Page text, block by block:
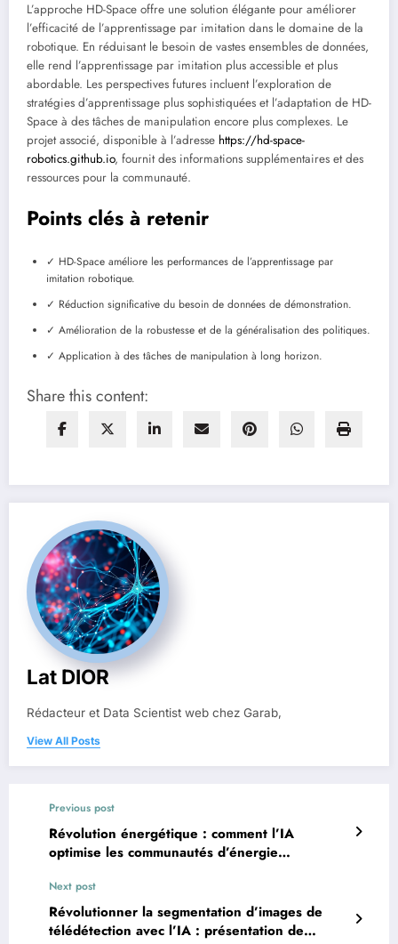
L’approche HD-Space offre une solution élégante pour améliorer
l’efficacité de l’apprentissage par imitation dans le domaine de la
robotique. En réduisant le besoin de vastes ensembles de données,
elle rend l’apprentissage par imitation plus accessible et plus
abordable. Les perspectives futures incluent l’exploration de
stratégies d’apprentissage plus sophistiquées et l’adaptation de HD-
Space à des tâches de manipulation encore plus complexes. Le
projet associé, disponible à l’adresse https://hd-space-
robotics.github.io, fournit des informations supplémentaires et des
ressources pour la communauté.
Points clés à retenir
✓ HD-Space améliore les performances de l’apprentissage par
imitation robotique.
✓ Réduction significative du besoin de données de démonstration.
✓ Amélioration de la robustesse et de la généralisation des politiques.
✓ Application à des tâches de manipulation à long horizon.
Share this content:
Lat DIOR
Rédacteur et Data Scientist web chez Garab,
View All Posts
Previous post
Révolution énergétique : comment l’IA
optimise les communautés d’énergie
Next post
Révolutionner la segmentation d’images de
télédétection avec l’IA : présentation de